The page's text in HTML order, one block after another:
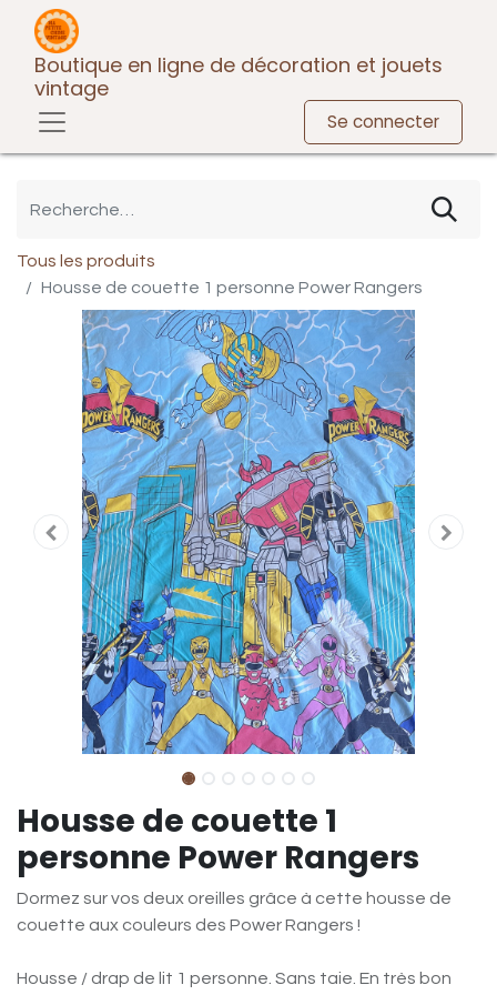
Boutique en ligne de décoration et jouets
vintage
Se connecter
Tous les produits
Housse de couette 1 personne Power Rangers
Housse de couette 1
personne Power Rangers
Dormez sur vos deux oreilles grâce à cette housse de
couette aux couleurs des Power Rangers !
Housse / drap de lit 1 personne. Sans taie. En très bon